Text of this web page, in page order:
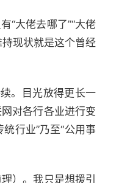
“大佬去哪了”“大佬
现状就是这个曾经
。目光放得更长一
对各行各业进行变
行业”乃至“公用事
）。我只是想援引